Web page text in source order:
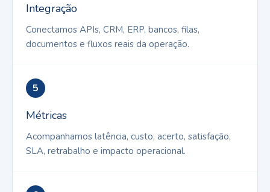
Integração
Conectamos APIs, CRM, ERP, bancos, filas,
documentos e fluxos reais da operação.
5
Métricas
Acompanhamos latência, custo, acerto, satisfação,
SLA, retrabalho e impacto operacional.